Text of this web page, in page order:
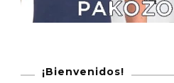
¡Bienvenidos!